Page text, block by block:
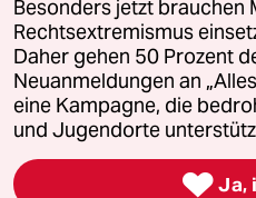
Feedback Redaktionsstatut
Leitlinie Informant
Seitenwende
Besonders jetzt brauchen
Rechtsextremismus
Daher gehen 50 Prozent
Neuanmeldungen an
eine Kampagne, die
und Jugendorte
 Ja,